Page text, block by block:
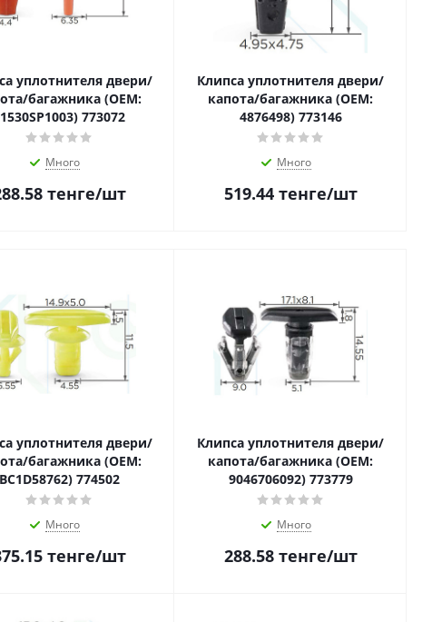
уплотнителя двери/
багажника (OEM:
773072
Много
тенге/шт
Клипса уплотнителя двери/
капота/багажника (OEM:
4876498) 773146
Много
519.44тенге/шт
уплотнителя двери/
багажника (OEM:
BC1D58762) 774502
Много
тенге/шт
Клипса уплотнителя двери/
капота/багажника (OEM:
9046706092) 773779
Много
288.58тенге/шт